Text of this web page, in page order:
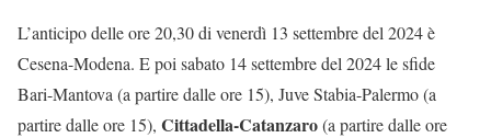
L’anticipo delle ore 20,30 di venerdì 13 settembre del 2024 è
Cesena-Modena. E poi sabato 14 settembre del 2024 le sfide
Bari-Mantova (a partire dalle ore 15), Juve Stabia-Palermo (a
partire dalle ore 15), Cittadella-Catanzaro(a partire dalle ore